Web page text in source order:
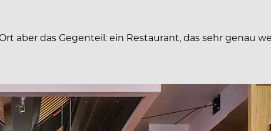
aber das Gegenteil: ein Restaurant, das sehr genau